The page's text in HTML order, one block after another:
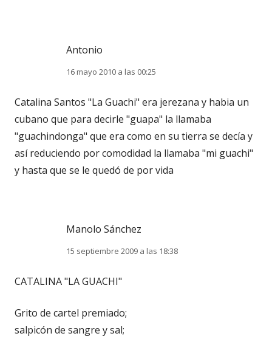
Antonio
16 mayo 2010 a las 00:25
Catalina Santos "La Guachi" era jerezana y habia un
cubano que para decirle "guapa" la llamaba
"guachindonga" que era como en su tierra se decía y
así reduciendo por comodidad la llamaba "mi guachi"
y hasta que se le quedó de por vida
Manolo Sánchez
15 septiembre 2009 a las 18:38
CATALINA "LA GUACHI"
Grito de cartel premiado;
salpicón de sangre y sal;